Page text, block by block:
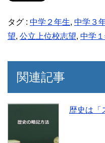
タグ : 中学２年生, 中学３
望, 公立上位校志望, 中学
関連記事
歴史は「